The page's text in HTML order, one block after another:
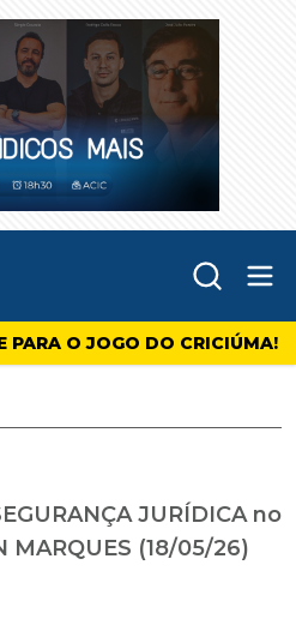
PARA O JOGO DO CRICIÚMA!
JURÍDICA no
MARQUES (18/05/26)